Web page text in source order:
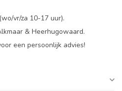
vr/za 10-17 uur).
& Heerhugowaard.
een persoonlijk advies!